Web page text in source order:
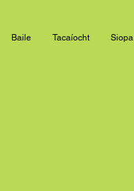
Baile Tacaíocht Siopa